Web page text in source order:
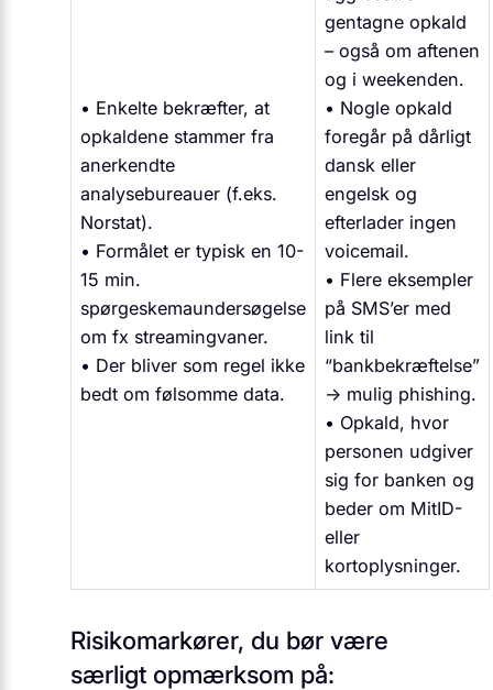
• Enkelte bekræfter, at
opkaldene stammer fra
anerkendte
analysebureauer (f.eks.
Norstat).
• Formålet er typisk en 10-
15 min.
spørgeskemaundersøgelse
om fx streamingvaner.
• Der bliver som regel ikke
bedt om følsomme data.
gentagne opkald
– også om aftenen
og i weekenden.
• Nogle opkald
foregår på dårligt
dansk eller
engelsk og
efterlader ingen
voicemail.
• Flere eksempler
på SMS’er med
link til
“bankbekræftelse”
→ mulig phishing.
• Opkald, hvor
personen udgiver
sig for banken og
beder om MitID-
eller
kortoplysninger.
Risikomarkører, du bør være
særligt opmærksom på: